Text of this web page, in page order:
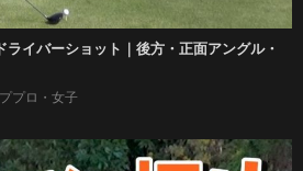
イバーショット｜後方・正面アングル・
プロ・女子